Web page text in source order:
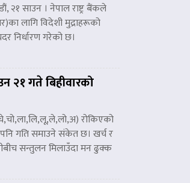
२१ साउन । नेपाल राष्ट्र बैंकले
लागि विदेशी मुद्राहरूको
निर्धारण गरेको छ।
गते बिहीवारको
रोकिएको
गति समाउने संकेत छ। खर्च र
सन्तुलन मिलाउँदा मन ढुक्क